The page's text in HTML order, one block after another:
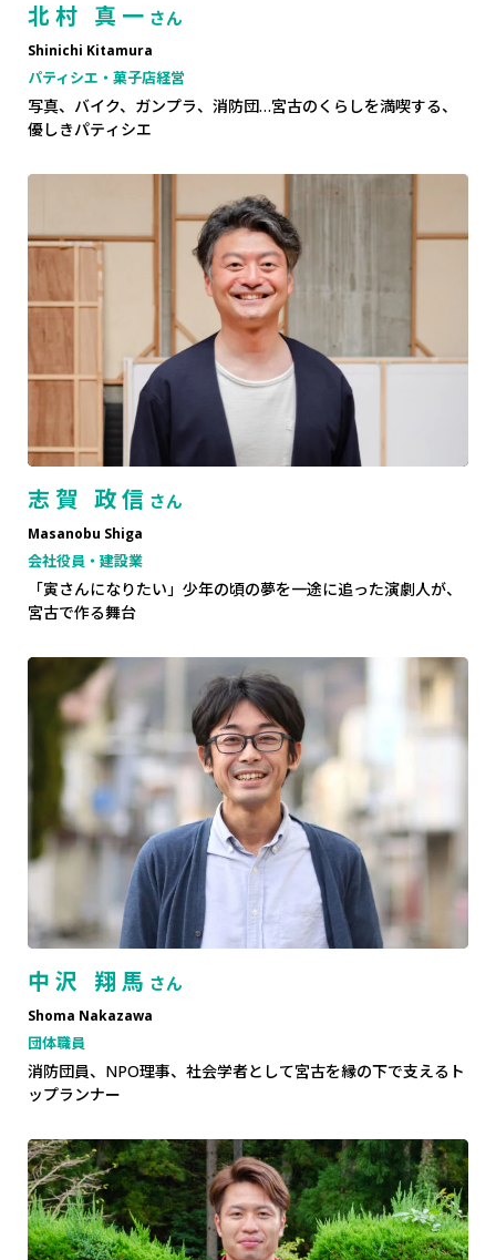
北村 真一 さん
Shinichi Kitamura
パティシエ・菓子店経営
写真、バイク、ガンプラ、消防団…宮古のくらしを満喫する、
優しきパティシエ
志賀 政信 さん
Masanobu Shiga
会社役員・建設業
「寅さんになりたい」少年の頃の夢を一途に追った演劇人が、
宮古で作る舞台
中沢 翔馬 さん
Shoma Nakazawa
団体職員
消防団員、NPO理事、社会学者として宮古を縁の下で支えるト
ップランナー